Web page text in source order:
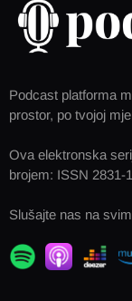
Podcast platforma
prostor, po tvojoj
Ova elektronska
brojem: ISSN 2831-
Slušajte nas na